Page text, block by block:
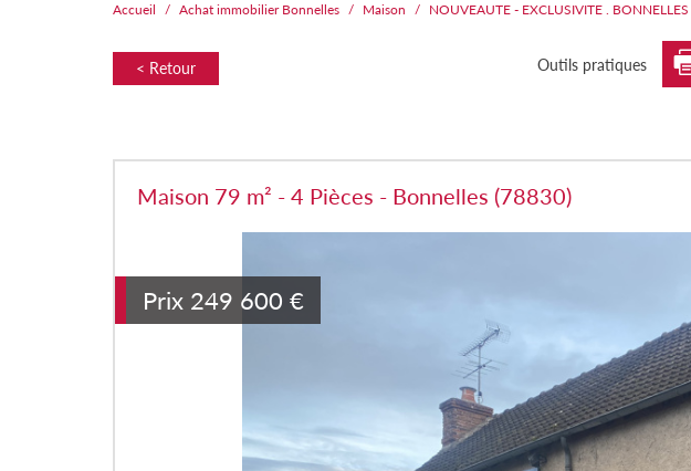
Accueil Achat immobilier Bonnelles Maison NOUVEAUTE - EXCLUSIVITE . BONNELLES
< Retour Outils pratiques
Maison 79 m² - 4 Pièces - Bonnelles (78830)
Prix 249 600 €